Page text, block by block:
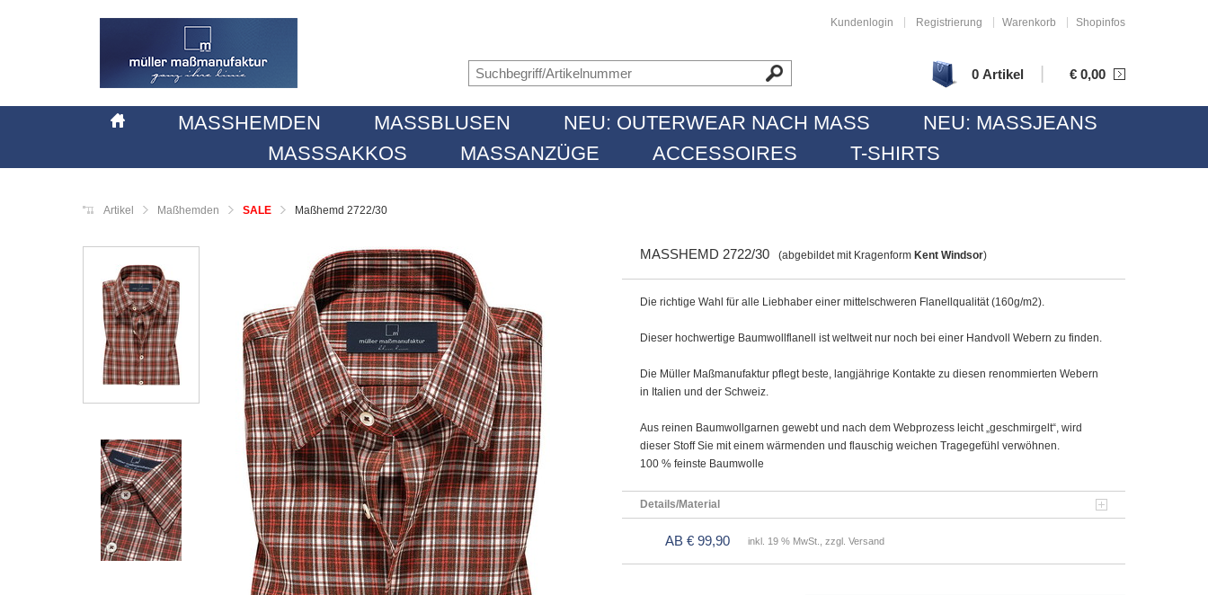
Kundenlogin Registrierung Warenkorb Shopinfos
0 Artikel € 0,00
MASSHEMDEN MASSBLUSEN NEU: OUTERWEAR NACH MASS
NEU: MASSJEANS
MASSSAKKOS
MASSANZÜGE ACCESSOIRES T-SHIRTS
Artikel Maßhemden SALE Maßhemd 2722/30
MASSHEMD 2722/30 (abgebildet mit Kragenform Kent Windsor)
Die richtige Wahl für alle Liebhaber einer mittelschweren Flanellqualität (160g/m2).
Dieser hochwertige Baumwollflanell ist weltweit nur noch bei einer Handvoll Webern zu finden.
Die Müller Maßmanufaktur pflegt beste, langjährige Kontakte zu diesen renommierten Webern
in Italien und der Schweiz.
Aus reinen Baumwollgarnen gewebt und nach dem Webprozess leicht „geschmirgelt“, wird
dieser Stoff Sie mit einem wärmenden und flauschig weichen Tragegefühl verwöhnen.
100 % feinste Baumwolle
Details/Material
AB € 99,90 inkl. 19 % MwSt., zzgl. Versand